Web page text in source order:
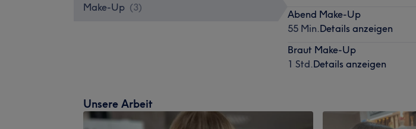
Make-Up (3)
Abend Make-Up
55 Min.Details anzeigen
Braut Make-Up
1 Std.Details anzeigen
Unsere Arbeit